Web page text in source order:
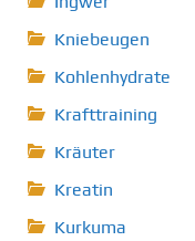
Kniebeugen
Kohlenhydrate
Krafttraining
Kräuter
Kreatin
Kurkuma